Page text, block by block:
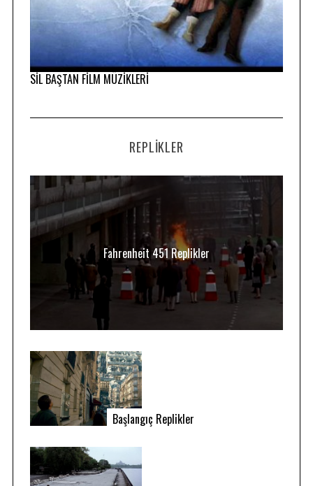
SİL BAŞTAN FİLM MÜZİKLERİ
REPLIKLER
Fahrenheit 451 Replikler
Başlangıç Replikler